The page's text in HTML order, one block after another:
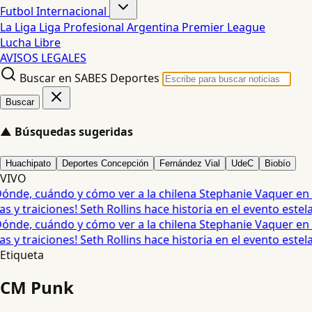
Futbol Internacional
La Liga Liga Profesional Argentina Premier League
Lucha Libre
AVISOS LEGALES
Buscar en SABES Deportes
Buscar
▲ Búsquedas sugeridas
Huachipato Deportes Concepción Fernández Vial UdeC Biobío
VIVO
cuándo y cómo ver a la chilena Stephanie Vaquer en la
traiciones! Seth Rollins hace historia en el evento estelar
cuándo y cómo ver a la chilena Stephanie Vaquer en la
traiciones! Seth Rollins hace historia en el evento estelar
Etiqueta
CM Punk